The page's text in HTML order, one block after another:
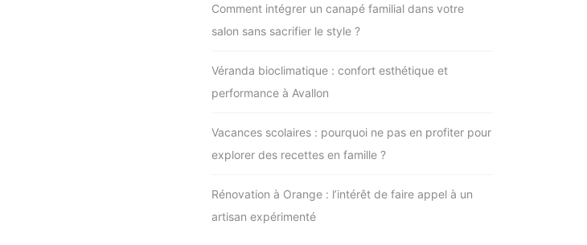
Comment intégrer un canapé familial dans votre
salon sans sacrifier le style ?
Véranda bioclimatique : confort esthétique et
performance à Avallon
Vacances scolaires : pourquoi ne pas en profiter pour
explorer des recettes en famille ?
Rénovation à Orange : l’intérêt de faire appel à un
artisan expérimenté